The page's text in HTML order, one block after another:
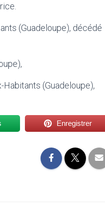
(Guadeloupe), décédé
Habitants (Guadeloupe),
Enregistrer